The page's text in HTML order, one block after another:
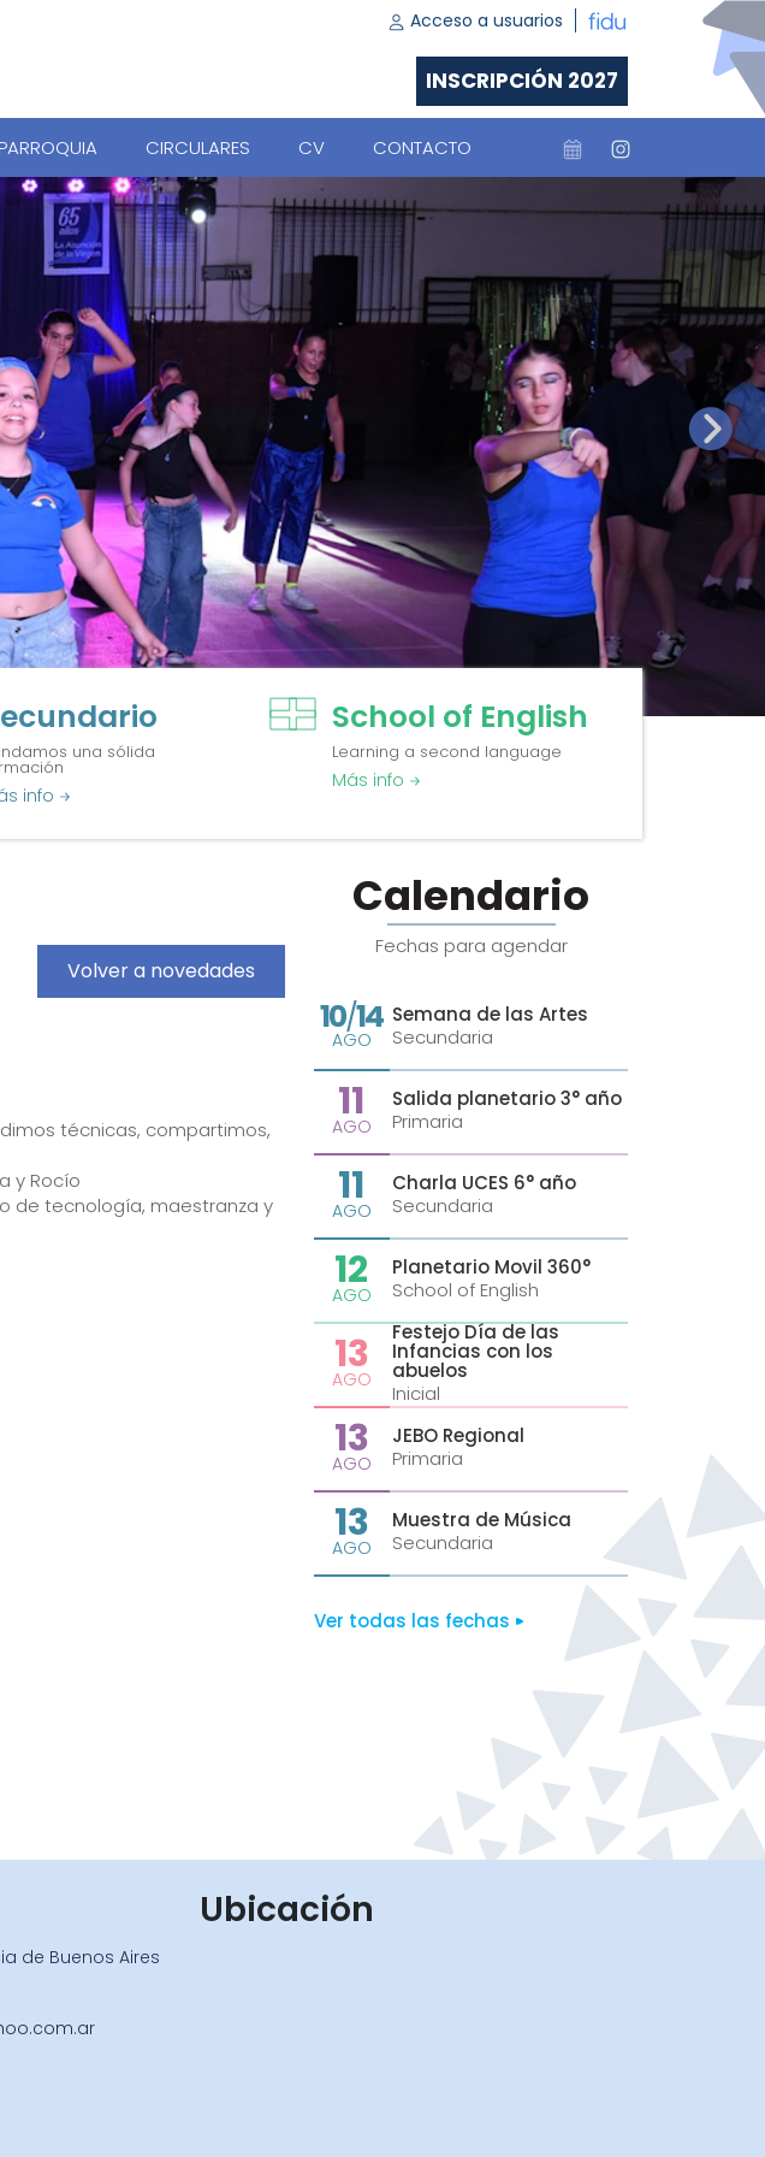
Acceso a usuarios
INSCRIPCIÓN 2027
PARROQUIA CIRCULARES CV CONTACTO
una sólida
info
School of English
Learning a second language
Más info
Volver a novedades
técnicas, compartimos,
y Rocío
de tecnología, maestranza y
Calendario
Fechas para agendar
10/14
AGO
Semana de las Artes
Secundaria
11
AGO
Salida planetario 3° año
Primaria
11
AGO
Charla UCES 6° año
Secundaria
12
AGO
Planetario Movil 360°
School of English
13
AGO
Festejo Día de las
Infancias con los
abuelos
Inicial
13
AGO
JEBO Regional
Primaria
13
AGO
Muestra de Música
Secundaria
Ver todas las fechas
de Buenos Aires
Ubicación